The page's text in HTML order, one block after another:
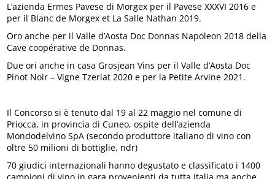
L’azienda Ermes Pavese di Morgex per il Pavese XXXVI 2016 e
per il Blanc de Morgex et La Salle Nathan 2019.
Oro anche per il Valle d’Aosta Doc Donnas Napoleon 2018 della
Cave coopérative de Donnas.
Due ori anche in casa Grosjean Vins per il Valle d’Aosta Doc
Pinot Noir – Vigne Tzeriat 2020 e per la Petite Arvine 2021.
Il Concorso si è tenuto dal 19 al 22 maggio nel comune di
Priocca, in provincia di Cuneo, ospite dell’azienda
Mondodelvino SpA (secondo produttore italiano di vino con
oltre 50 milioni di bottiglie, ndr)
70 giudici internazionali hanno degustato e classificato i 1400